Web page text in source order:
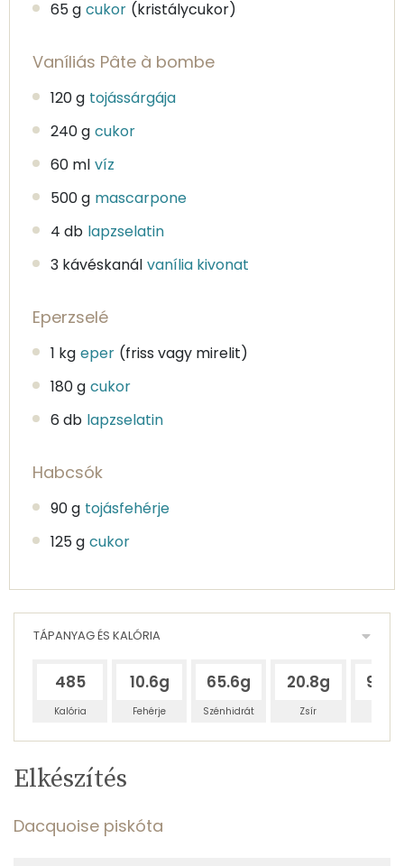
65 g cukor (kristálycukor)
Vaníliás Pâte à bombe
120 g tojássárgája
240 g cukor
60 ml víz
500 g mascarpone
4 db lapzselatin
3 kávéskanál vanília kivonat
Eperzselé
1 kg eper (friss vagy mirelit)
180 g cukor
6 db lapzselatin
Habcsók
90 g tojásfehérje
125 g cukor
TÁPANYAG ÉS KALÓRIA
485
Kalória
10.6g
Fehérje
65.6g
Szénhidrát
20.8g
Zsír
Egy
adagban
6%
TÁPANYAGTARTALOM
Elkészítés
Dacquoise piskóta